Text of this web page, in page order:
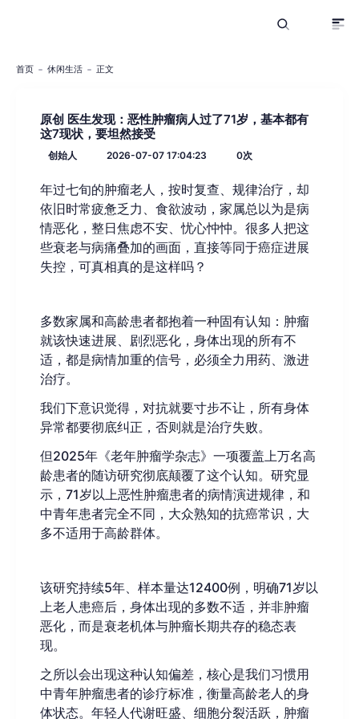
首页 休闲生活 正文
原创 医生发现：恶性肿瘤病人过了71岁，基本都有
这7现状，要坦然接受
创始人 2026-07-07 17:04:23 0次
年过七旬的肿瘤老人，按时复查、规律治疗，却
依旧时常疲惫乏力、食欲波动，家属总以为是病
情恶化，整日焦虑不安、忧心忡忡。很多人把这
些衰老与病痛叠加的画面，直接等同于癌症进展
失控，可真相真的是这样吗？
多数家属和高龄患者都抱着一种固有认知：肿瘤
就该快速进展、剧烈恶化，身体出现的所有不
适，都是病情加重的信号，必须全力用药、激进
治疗。
我们下意识觉得，对抗就要寸步不让，所有身体
异常都要彻底纠正，否则就是治疗失败。
但2025年《老年肿瘤学杂志》一项覆盖上万名高
龄患者的随访研究彻底颠覆了这个认知。研究显
示，71岁以上恶性肿瘤患者的病情演进规律，和
中青年患者完全不同，大众熟知的抗癌常识，大
多不适用于高龄群体。
该研究持续5年、样本量达12400例，明确71岁以
上老人患癌后，身体出现的多数不适，并非肿瘤
恶化，而是衰老机体与肿瘤长期共存的稳态表
现。
之所以会出现这种认知偏差，核心是我们习惯用
中青年肿瘤患者的诊疗标准，衡量高龄老人的身
体状态。年轻人代谢旺盛、细胞分裂活跃，肿瘤